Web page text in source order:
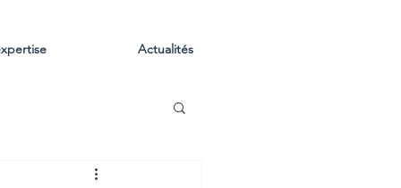
Actualités